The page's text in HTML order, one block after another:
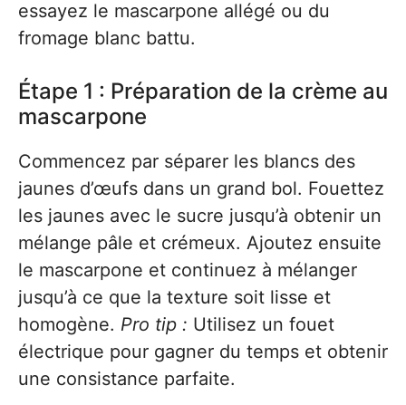
essayez le mascarpone allégé ou du
fromage blanc battu.
Étape 1 : Préparation de la crème au
mascarpone
Commencez par séparer les blancs des
jaunes d’œufs dans un grand bol. Fouettez
les jaunes avec le sucre jusqu’à obtenir un
mélange pâle et crémeux. Ajoutez ensuite
le mascarpone et continuez à mélanger
jusqu’à ce que la texture soit lisse et
homogène. Pro tip : Utilisez un fouet
électrique pour gagner du temps et obtenir
une consistance parfaite.